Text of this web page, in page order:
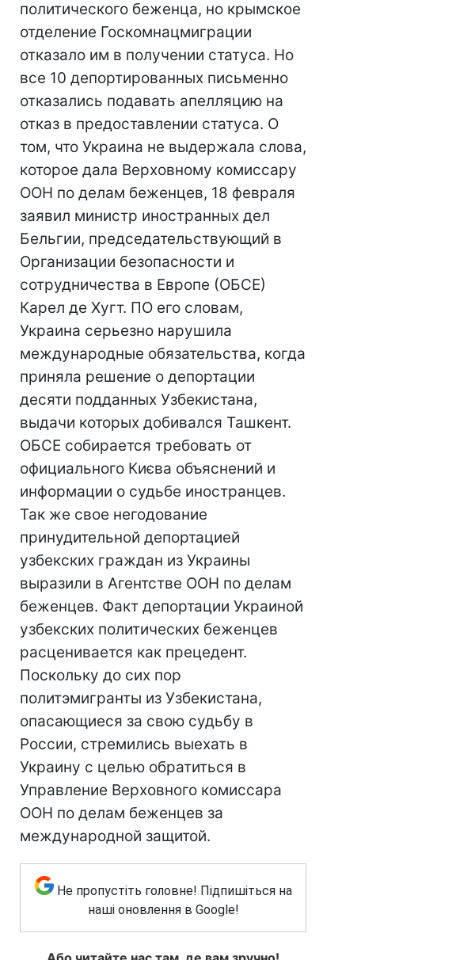
политического беженца, но крымское
отделение Госкомнацмиграции
отказало им в получении статуса. Но
все 10 депортированных письменно
отказались подавать апелляцию на
отказ в предоставлении статуса. О
том, что Украина не выдержала слова,
которое дала Верховному комиссару
ООН по делам беженцев, 18 февраля
заявил министр иностранных дел
Бельгии, председательствующий в
Организации безопасности и
сотрудничества в Европе (ОБСЕ)
Карел де Хугт. ПО его словам,
Украина серьезно нарушила
международные обязательства, когда
приняла решение о депортации
десяти подданных Узбекистана,
выдачи которых добивался Ташкент.
ОБСЕ собирается требовать от
официального Києва объяснений и
информации о судьбе иностранцев.
Так же свое негодование
принудительной депортацией
узбекских граждан из Украины
выразили в Агентстве ООН по делам
беженцев. Факт депортации Украиной
узбекских политических беженцев
расценивается как прецедент.
Поскольку до сих пор
политэмигранты из Узбекистана,
опасающиеся за свою судьбу в
России, стремились выехать в
Украину с целью обратиться в
Управление Верховного комиссара
ООН по делам беженцев за
международной защитой.
Не пропустіть головне! Підпишіться на
наші оновлення в Google!